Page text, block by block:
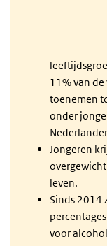
11% van
toenemen
onder
Jongeren
leven.
Sinds 2014
voor